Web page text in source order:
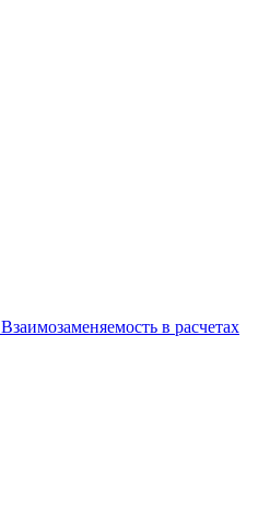
Взаимозаменяемость в расчетах